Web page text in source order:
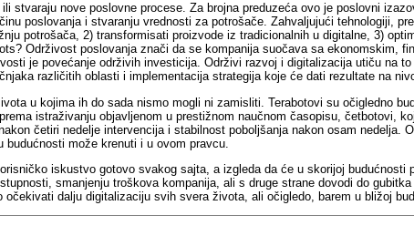
stvaraju nove poslovne procese. Za brojna preduzeća ovo je poslovni
poslovanja i stvaranju vrednosti za potrošače. Zahvaljujući tehnologiji,
potrošača, 2) transformisati proizvode iz tradicionalnih u digitalne, 3)
Održivost poslovanja znači da se kompanija suočava sa ekonomskim,
je povećanje održivih investicija. Održivi razvoj i digitalizacija utiču na
različitih oblasti i implementacija strategija koje će dati rezultate na
u kojima ih do sada nismo mogli ni zamisliti. Terabotovi su očigledno
istraživanju objavljenom u prestižnom naučnom časopisu, četbotovi,
četiri nedelje intervencija i stabilnost poboljšanja nakon osam nedelja.
može krenuti i u ovom pravcu.
iskustvo gotovo svakog sajta, a izgleda da će u skorijoj
smanjenju troškova kompanija, ali s druge strane dovodi do
dalju digitalizaciju svih svera života, ali očigledo, barem u bližoj